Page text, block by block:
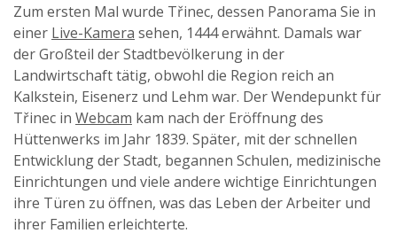
Zum ersten Mal wurde Třinec, dessen Panorama Sie in
einer Live-Kamera sehen, 1444 erwähnt. Damals war
der Großteil der Stadtbevölkerung in der
Landwirtschaft tätig, obwohl die Region reich an
Kalkstein, Eisenerz und Lehm war. Der Wendepunkt für
Třinec in Webcam kam nach der Eröffnung des
Hüttenwerks im Jahr 1839. Später, mit der schnellen
Entwicklung der Stadt, begannen Schulen, medizinische
Einrichtungen und viele andere wichtige Einrichtungen
ihre Türen zu öffnen, was das Leben der Arbeiter und
ihrer Familien erleichterte.